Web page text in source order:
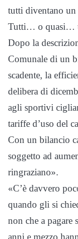
tutti diventano
Tutti… o quasi…
Dopo la
Comunale di un
scadente, la
delibera di
agli sportivi
tariffe d’uso del
Con un bilancio
soggetto ad
ringraziano».
«C’è davvero
quando gli si
non che a pagare
anni e mezzo